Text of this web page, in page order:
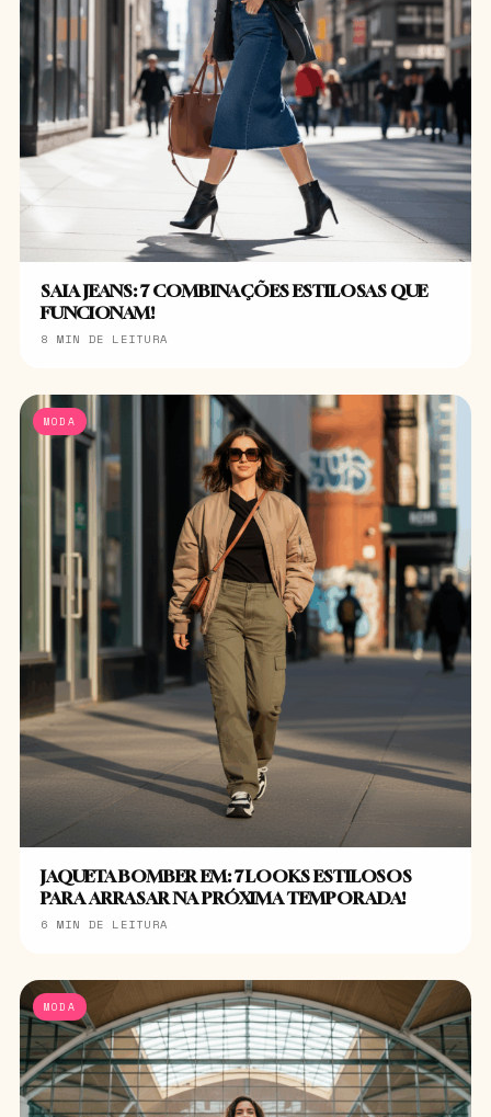
SAIA JEANS: 7 COMBINAÇÕES ESTILOSAS QUE
FUNCIONAM!
8 MIN DE LEITURA
MODA
JAQUETA BOMBER EM: 7 LOOKS ESTILOSOS
PARA ARRASAR NA PRÓXIMA TEMPORADA!
6 MIN DE LEITURA
MODA